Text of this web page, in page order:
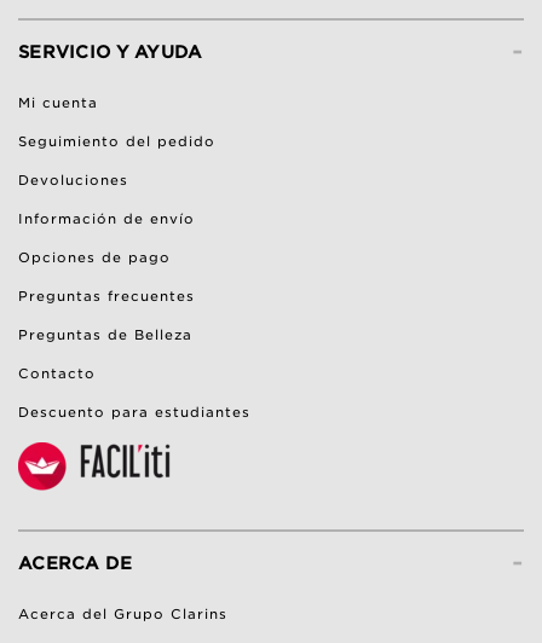
-
SERVICIO Y AYUDA
Mi cuenta
Seguimiento del pedido
Devoluciones
Información de envío
Opciones de pago
Preguntas frecuentes
Preguntas de Belleza
Contacto
Descuento para estudiantes
-
ACERCA DE
Acerca del Grupo Clarins